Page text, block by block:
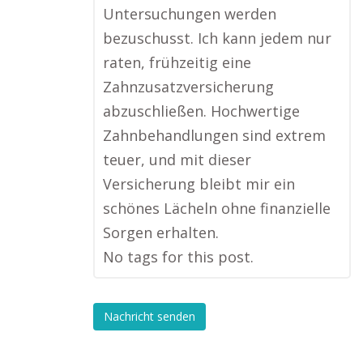
Untersuchungen werden
bezuschusst. Ich kann jedem nur
raten, frühzeitig eine
Zahnzusatzversicherung
abzuschließen. Hochwertige
Zahnbehandlungen sind extrem
teuer, und mit dieser
Versicherung bleibt mir ein
schönes Lächeln ohne finanzielle
Sorgen erhalten.
No tags for this post.
Nachricht senden